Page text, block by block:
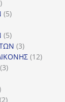
311
55
55
προϊόντα
33
προϊόντα
1212
33
προϊόν
22